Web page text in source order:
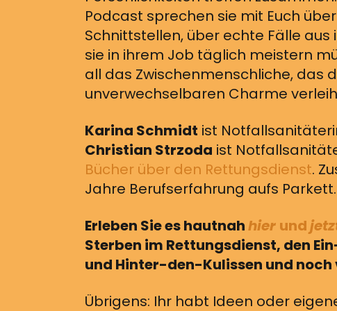
Podcast sprechen sie mit Euch
Schnittstellen, über echte Fälle
sie in ihrem Job täglich meistern
all das Zwischenmenschliche, das
unverwechselbaren Charme
Karina Schmidt ist
Christian Strzoda ist
Bücher über den Rettungsdienst.
Jahre Berufserfahrung aufs Parkett.
Erleben Sie es hautnahhier und
Sterben im Rettungsdienst, den
und Hinter-den-Kulissen und noch
Übrigens: Ihr habt Ideen oder